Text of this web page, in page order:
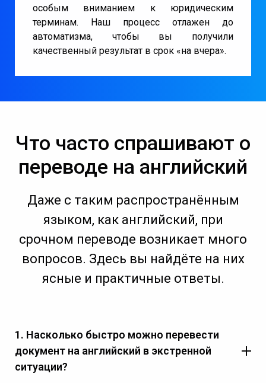
особым вниманием к юридическим
терминам. Наш процесс отлажен до
автоматизма, чтобы вы получили
качественный результат в срок «на вчера».
Что часто спрашивают о
переводе на английский
Даже с таким распространённым
языком, как английский, при
срочном переводе возникает много
вопросов. Здесь вы найдёте на них
ясные и практичные ответы.
1. Насколько быстро можно перевести
документ на английский в экстренной
ситуации?